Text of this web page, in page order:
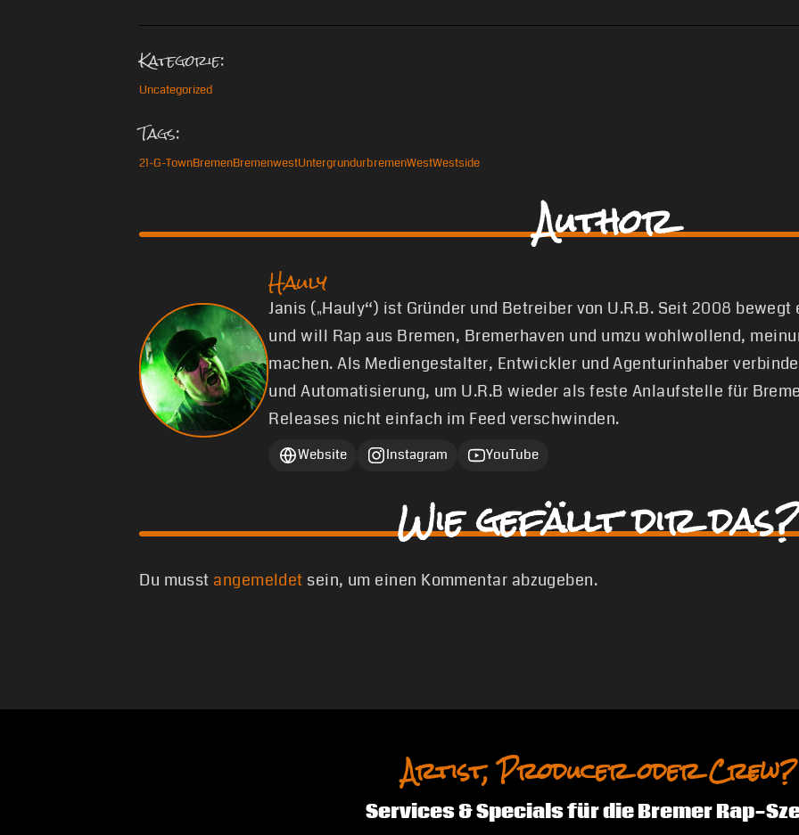
Kategorie:
Uncategorized
Tags:
21-G-TownBremenBremenwestUntergrundurbremenWestWestside
Author
Hauly
Janis („Hauly“) ist Gründer und Betreiber von U.R.B. Seit 2008
und will Rap aus Bremen, Bremerhaven und umzu wohlwollend,
machen. Als Mediengestalter, Entwickler und Agenturinhaber
und Automatisierung, um U.R.B wieder als feste Anlaufstelle für
Releases nicht einfach im Feed verschwinden.
Website Instagram YouTube
Wie gefällt dir
Du musst angemeldet sein, um einen Kommentar abzugeben.
Artist, Producer oder Crew?
Services & Specials für die Bremer Rap-